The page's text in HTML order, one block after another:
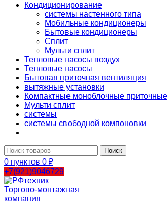
Кондиционирование
системы настенного типа
Мобильные кондиционеры
Бытовые кондиционеры
Сплит
Мульти сплит
Тепловые насосы воздух
Тепловые насосы
Бытовая приточная вентиляция
вытяжные установки
Компактные моноблочные приточные
Мульти сплит
системы
системы свободной компоновки
Поиск
0 пунктов 0 ₽
+7(921)9046729